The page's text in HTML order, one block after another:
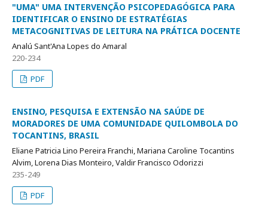
"UMA" UMA INTERVENÇÃO PSICOPEDAGÓGICA PARA
IDENTIFICAR O ENSINO DE ESTRATÉGIAS
METACOGNITIVAS DE LEITURA NA PRÁTICA DOCENTE
Analú Sant'Ana Lopes do Amaral
220-234
PDF
ENSINO, PESQUISA E EXTENSÃO NA SAÚDE DE
MORADORES DE UMA COMUNIDADE QUILOMBOLA DO
TOCANTINS, BRASIL
Eliane Patricia Lino Pereira Franchi, Mariana Caroline Tocantins
Alvim, Lorena Dias Monteiro, Valdir Francisco Odorizzi
235-249
PDF